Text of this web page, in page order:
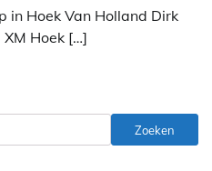
in Hoek Van Holland Dirk
Hoek […]
Zoeken